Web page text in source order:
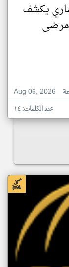
يكشف
مرضى
Aug 06, 2026
عدد الكلمات: ١٤